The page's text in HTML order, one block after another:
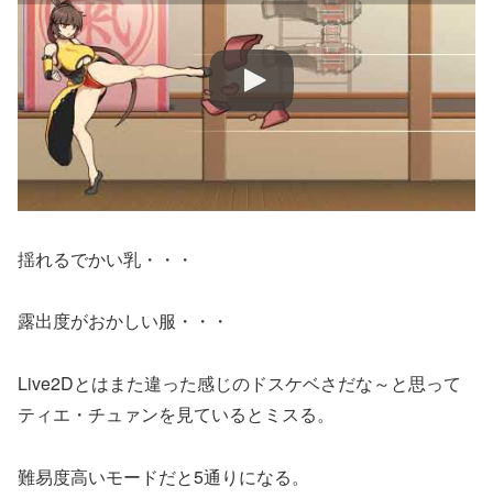
揺れるでかい乳・・・
露出度がおかしい服・・・
Live2Dとはまた違った感じのドスケベさだな～と思って
ティエ・チュァンを見ているとミスる。
難易度高いモードだと5通りになる。